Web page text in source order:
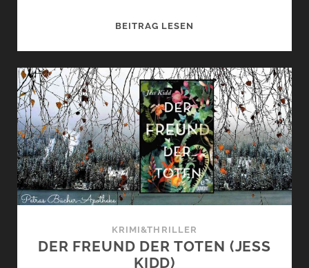
BEITRAG LESEN
MORRELL)
KRIMI&THRILLER
DER FREUND DER TOTEN (JESS
KIDD)